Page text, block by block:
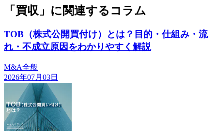
「買収」に関連するコラム
TOB（株式公開買付け）とは？目的・仕組み・流
れ・不成立原因をわかりやすく解説
M&A全般
2026年07月03日